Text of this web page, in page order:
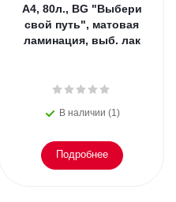
А4, 80л., BG "Выбери
свой путь", матовая
ламинация, выб. лак
В наличии (1)
Подробнее